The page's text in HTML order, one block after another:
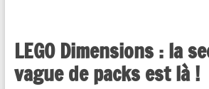
LEGO Dimensions : la
vague de packs est là !